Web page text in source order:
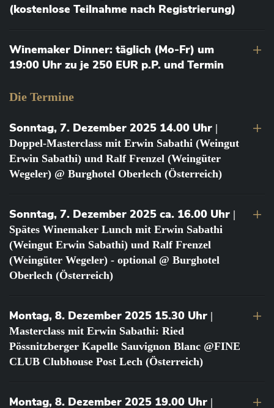
(kostenlose Teilnahme nach Registrierung)
Winemaker Dinner: täglich (Mo-Fr) um
19:00 Uhr zu je 250 EUR p.P. und Termin
Die Termine
Sonntag, 7. Dezember 2025 14.00 Uhr |
Doppel-Masterclass mit Erwin Sabathi (Weingut
Erwin Sabathi) und Ralf Frenzel (Weingüter
Wegeler) @ Burghotel Oberlech (Österreich)
Sonntag, 7. Dezember 2025 ca. 16.00 Uhr |
Spätes Winemaker Lunch mit Erwin Sabathi
(Weingut Erwin Sabathi) und Ralf Frenzel
(Weingüter Wegeler) - optional @ Burghotel
Oberlech (Österreich)
Montag, 8. Dezember 2025 15.30 Uhr |
Masterclass mit Erwin Sabathi: Ried
Pössnitzberger Kapelle Sauvignon Blanc @FINE
CLUB Clubhouse Post Lech (Österreich)
Montag, 8. Dezember 2025 19.00 Uhr |